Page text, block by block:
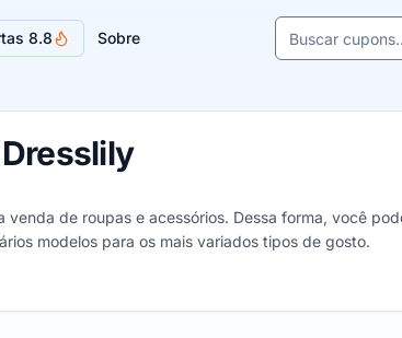
8.8 Sobre
Buscar cupons
venda de roupas e acessórios. Dessa forma, você
modelos para os mais variados tipos de gosto.